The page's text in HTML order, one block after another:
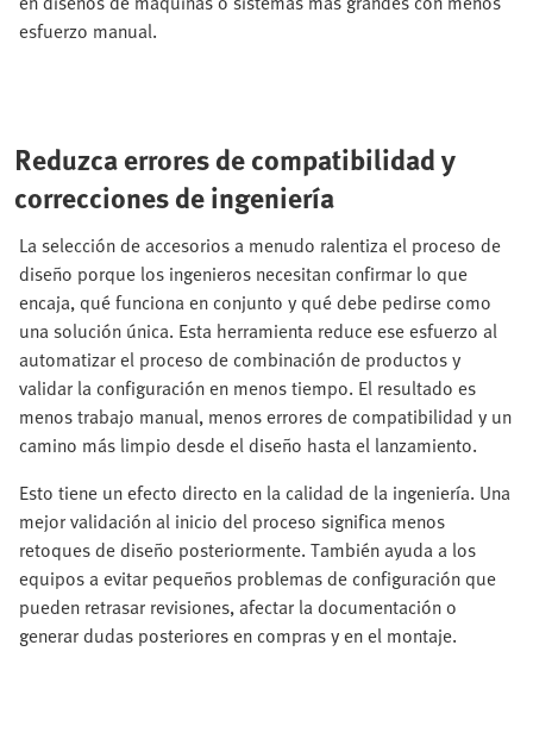
esfuerzo manual.
Reduzca errores de compatibilidad y
correcciones de ingeniería
La selección de accesorios a menudo ralentiza el proceso de
diseño porque los ingenieros necesitan confirmar lo que
encaja, qué funciona en conjunto y qué debe pedirse como
una solución única. Esta herramienta reduce ese esfuerzo al
automatizar el proceso de combinación de productos y
validar la configuración en menos tiempo. El resultado es
menos trabajo manual, menos errores de compatibilidad y un
camino más limpio desde el diseño hasta el lanzamiento.
Esto tiene un efecto directo en la calidad de la ingeniería. Una
mejor validación al inicio del proceso significa menos
retoques de diseño posteriormente. También ayuda a los
equipos a evitar pequeños problemas de configuración que
pueden retrasar revisiones, afectar la documentación o
generar dudas posteriores en compras y en el montaje.